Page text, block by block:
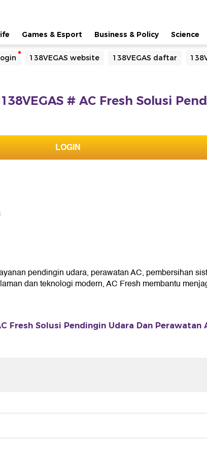
Games & Esport Business & Policy Science
138VEGAS website 138VEGAS daftar
138VEGAS # AC Fresh Solusi
LOGIN
pendingin udara, perawatan AC, pembersihan
dan teknologi modern, AC Fresh membantu
Fresh Solusi Pendingin Udara Dan Perawatan